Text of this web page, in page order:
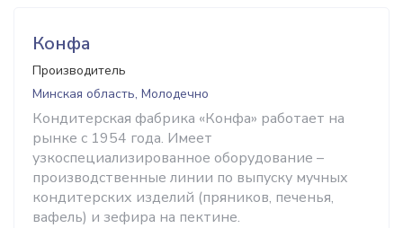
Конфа
Производитель
Минская область, Молодечно
Кондитерская фабрика «Конфа» работает на
рынке с 1954 года. Имеет
узкоспециализированное оборудование –
производственные линии по выпуску мучных
кондитерских изделий (пряников, печенья,
вафель) и зефира на пектине.